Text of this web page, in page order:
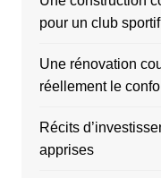
pour un club
Une rénovation
réellement le
Récits
apprises